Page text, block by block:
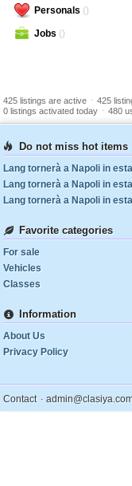
Personals ()
Jobs ()
425 listings are active - 425
0 listings activated today - 480
Do not miss hot items
Lang tornerà a Napoli in
Lang tornerà a Napoli in
Lang tornerà a Napoli in
Favorite categories
For sale
Vehicles
Classes
Information
About Us
Privacy Policy
Contact .